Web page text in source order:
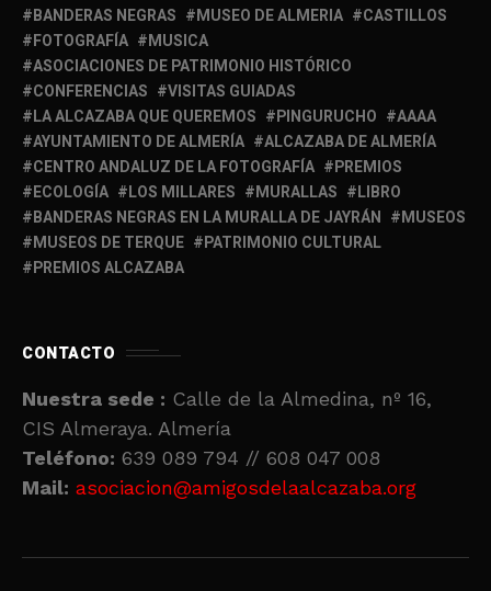
BANDERAS NEGRAS
MUSEO DE ALMERIA
CASTILLOS
FOTOGRAFÍA
MUSICA
ASOCIACIONES DE PATRIMONIO HISTÓRICO
CONFERENCIAS
VISITAS GUIADAS
LA ALCAZABA QUE QUEREMOS
PINGURUCHO
AAAA
AYUNTAMIENTO DE ALMERÍA
ALCAZABA DE ALMERÍA
CENTRO ANDALUZ DE LA FOTOGRAFÍA
PREMIOS
ECOLOGÍA
LOS MILLARES MURALLAS
LIBRO
BANDERAS NEGRAS EN LA MURALLA DE JAYRÁN
MUSEOS
MUSEOS DE TERQUE
PATRIMONIO CULTURAL
PREMIOS ALCAZABA
CONTACTO
Nuestra sede : Calle de la Almedina, nº 16,
CIS Almeraya. Almería
Teléfono: 639 089 794 // 608 047 008
Mail: asociacion@amigosdelaalcazaba.org